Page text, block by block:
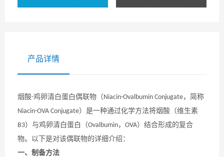
产品详情
烟酸-鸡卵清白蛋白偶联物（Niacin-Ovalbumin Conjugate，简称
Niacin-OVA Conjugate）是一种通过化学方法将烟酸（维生素
B3）与鸡卵清白蛋白（Ovalbumin， OVA）结合形成的复合
物。以下是对该偶联物的详细介绍：
一、制备方法